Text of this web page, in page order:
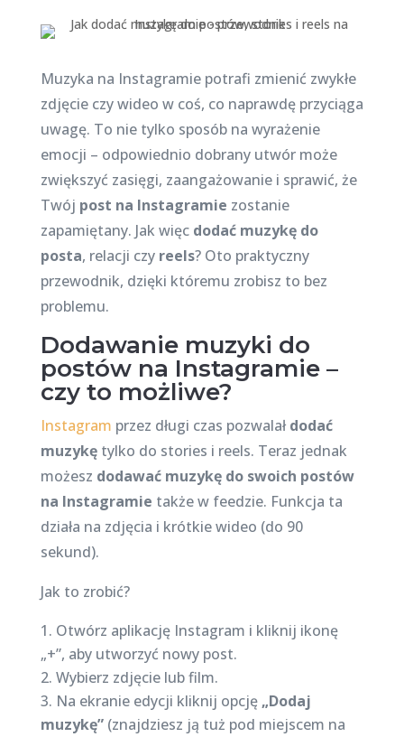
Muzyka na Instagramie potrafi zmienić zwykłe
zdjęcie czy wideo w coś, co naprawdę przyciąga
uwagę. To nie tylko sposób na wyrażenie
emocji – odpowiednio dobrany utwór może
zwiększyć zasięgi, zaangażowanie i sprawić, że
Twój post na Instagramie zostanie
zapamiętany. Jak więc dodać muzykę do
posta, relacji czy reels? Oto praktyczny
przewodnik, dzięki któremu zrobisz to bez
problemu.
Dodawanie muzyki do
postów na Instagramie –
czy to możliwe?
Instagram przez długi czas pozwalałdodać
muzykętylko do stories i reels. Teraz jednak
możesz dodawać muzykę do swoich postów
na Instagramie także w feedzie. Funkcja ta
działa na zdjęcia i krótkie wideo (do 90
sekund).
Jak to zrobić?
Otwórz aplikację Instagram i kliknij ikonę
„+”, aby utworzyć nowy post.
Wybierz zdjęcie lub film.
Na ekranie edycji kliknij opcję „Dodaj
muzykę”(znajdziesz ją tuż pod miejscem na